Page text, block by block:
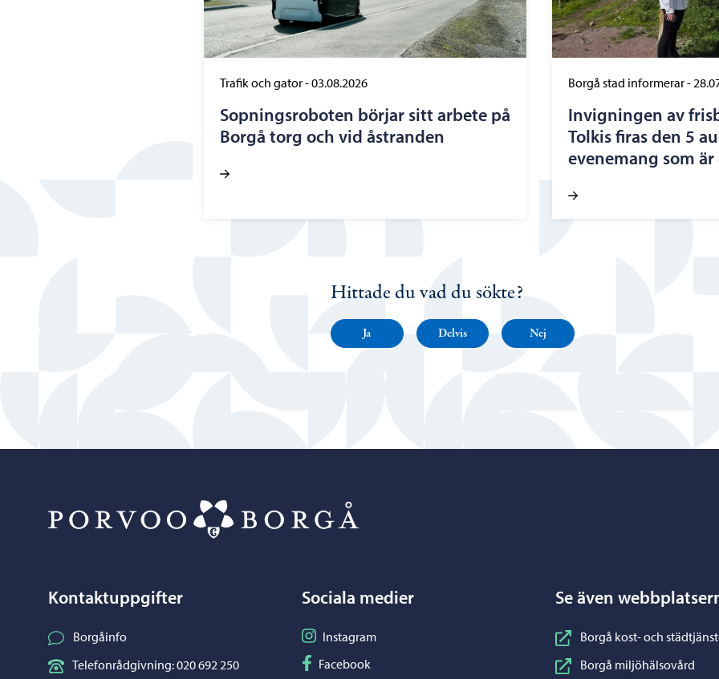
Trafik och gator-03.08.2026
Sopningsroboten börjar sitt arbete på
Borgå torg och vid åstranden
Borgå stad informerar-
Invigningen av
Tolkis firas den 5
evenemang som
Hittade du vad du sökte?
Ja Delvis Nej
Kontaktuppgifter
Borgåinfo
Telefonrådgivning: 020 692 250
Sociala medier
Följ på Instagram
Instagram
Följ på Facebook
Facebook
Se även
Borgå kost- och
Borgå miljöhälsovård